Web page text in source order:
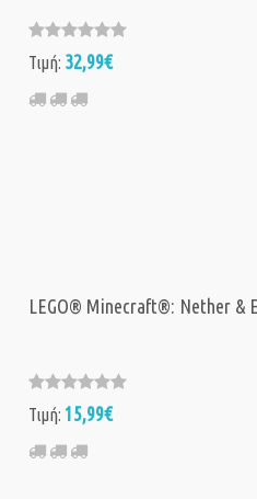
Τιμή: 32,99€
LEGO® Minecraft®: Nether &
Τιμή:15,99€